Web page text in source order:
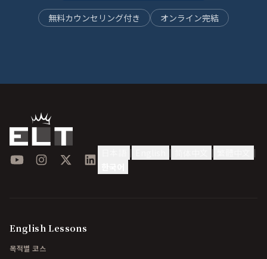
無料カウンセリング付き オンライン完結
YouTubeInstagram
X LinkedIn | | | |
English Lessons
목적별 코스